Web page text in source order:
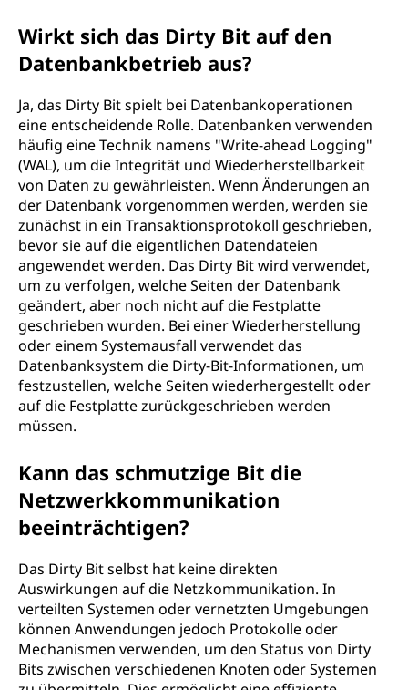
Wirkt sich das Dirty Bit auf den
Datenbankbetrieb aus?
Ja, das Dirty Bit spielt bei Datenbankoperationen
eine entscheidende Rolle. Datenbanken verwenden
häufig eine Technik namens "Write-ahead Logging"
(WAL), um die Integrität und Wiederherstellbarkeit
von Daten zu gewährleisten. Wenn Änderungen an
der Datenbank vorgenommen werden, werden sie
zunächst in ein Transaktionsprotokoll geschrieben,
bevor sie auf die eigentlichen Datendateien
angewendet werden. Das Dirty Bit wird verwendet,
um zu verfolgen, welche Seiten der Datenbank
geändert, aber noch nicht auf die Festplatte
geschrieben wurden. Bei einer Wiederherstellung
oder einem Systemausfall verwendet das
Datenbanksystem die Dirty-Bit-Informationen, um
festzustellen, welche Seiten wiederhergestellt oder
auf die Festplatte zurückgeschrieben werden
müssen.
Kann das schmutzige Bit die
Netzwerkkommunikation
beeinträchtigen?
Das Dirty Bit selbst hat keine direkten
Auswirkungen auf die Netzkommunikation. In
verteilten Systemen oder vernetzten Umgebungen
können Anwendungen jedoch Protokolle oder
Mechanismen verwenden, um den Status von Dirty
Bits zwischen verschiedenen Knoten oder Systemen